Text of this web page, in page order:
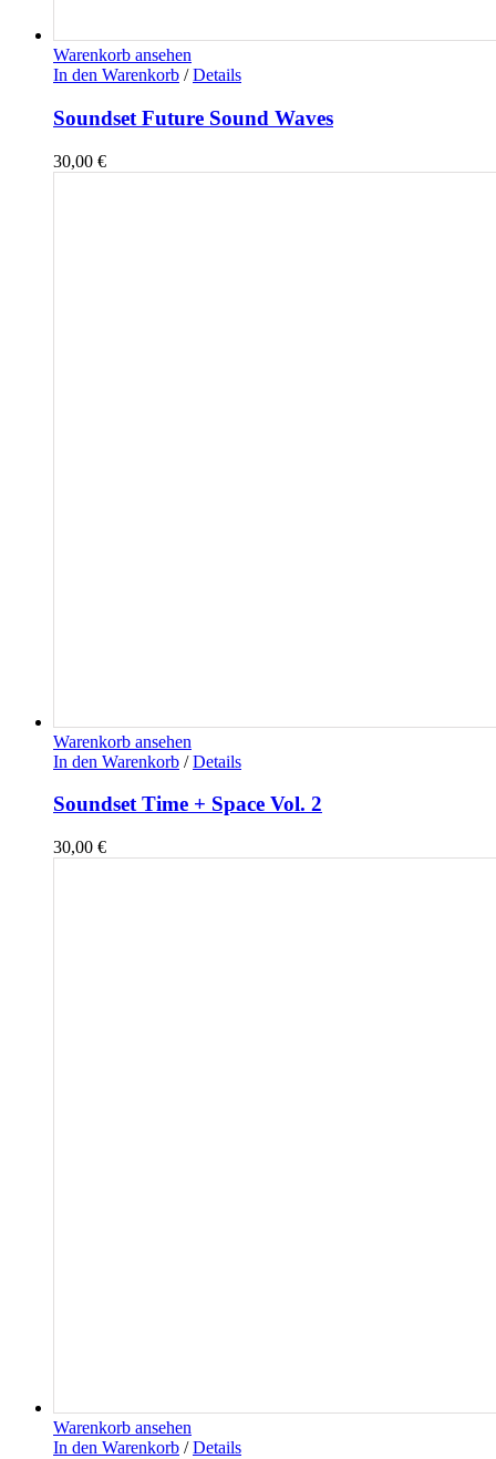
Warenkorb ansehen
In den Warenkorb / Details
Soundset Future Sound Waves
30,00 €
Warenkorb ansehen
In den Warenkorb / Details
Soundset Time + Space Vol. 2
30,00 €
Warenkorb ansehen
In den Warenkorb / Details